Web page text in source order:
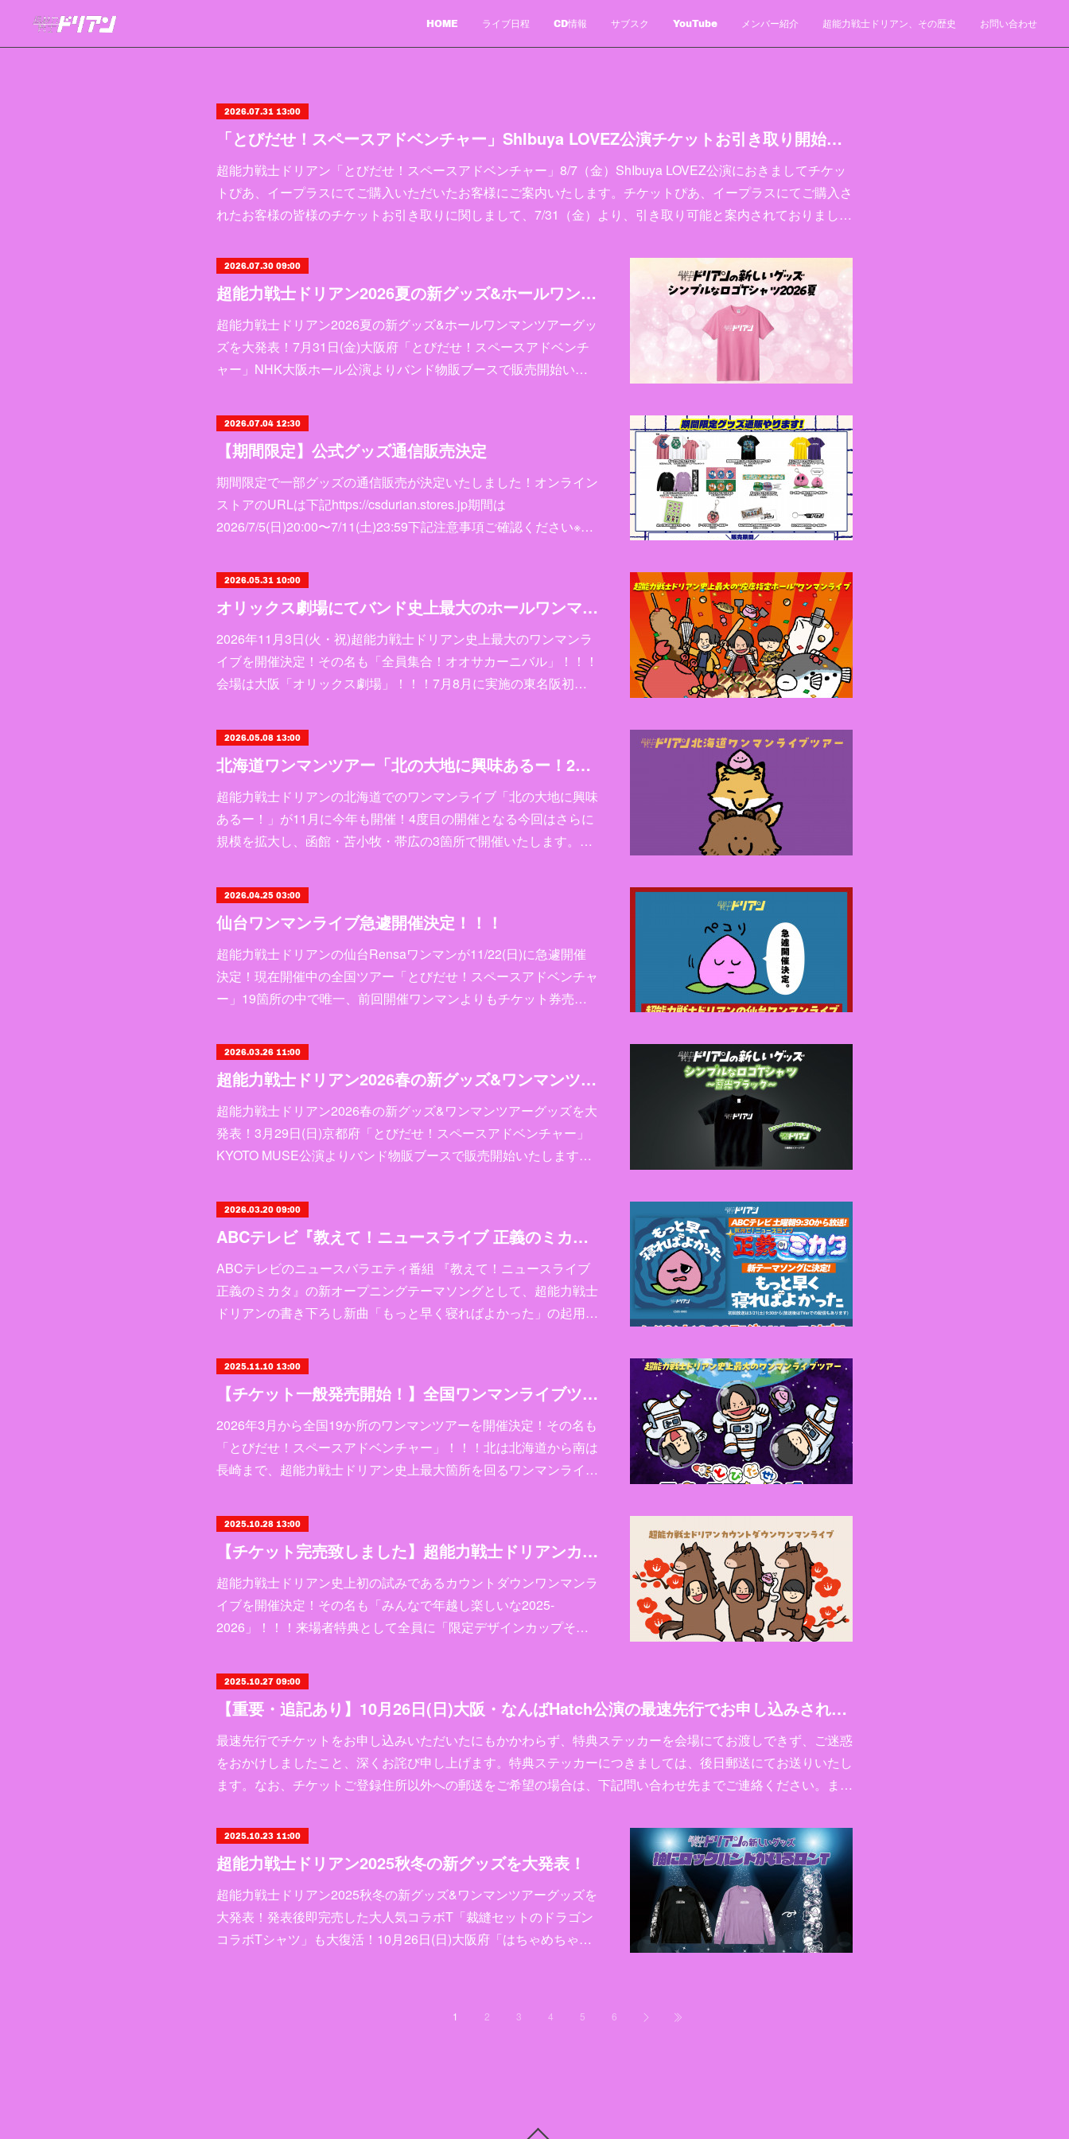
HOME ライブ日程 CD情報 サブスク YouTube メンバー紹介 超能力戦士ドリアン、その歴史 お問い合わせ
2026.07.31 13:00
「とびだせ！スペースアドベンチャー」ShIbuya LOVEZ公演チケットお引き取り開始日変更のお知らせとお詫び
超能力戦士ドリアン「とびだせ！スペースアドベンチャー」8/7（金）ShIbuya LOVEZ公演におきましてチケッ
トぴあ、イープラスにてご購入いただいたお客様にご案内いたします。チケットぴあ、イープラスにてご購入さ
れたお客様の皆様のチケットお引き取りに関しまして、7/31（金）より、引き取り可能と案内されておりまし…
2026.07.30 09:00
超能力戦士ドリアン2026夏の新グッズ&ホールワンマンツアーグッズを大発表！
超能力戦士ドリアン2026夏の新グッズ&ホールワンマンツアーグッ
ズを大発表！7月31日(金)大阪府「とびだせ！スペースアドベンチ
ャー」NHK大阪ホール公演よりバンド物販ブースで販売開始い…
2026.07.04 12:30
【期間限定】公式グッズ通信販売決定
期間限定で一部グッズの通信販売が決定いたしました！オンライン
ストアのURLは下記https://csdurian.stores.jp期間は
2026/7/5(日)20:00〜7/11(土)23:59下記注意事項ご確認ください※…
2026.05.31 10:00
オリックス劇場にてバンド史上最大のホールワンマンライブ「全員集合！オオサカーニバル」開催決定！
2026年11月3日(火・祝)超能力戦士ドリアン史上最大のワンマンラ
イブを開催決定！その名も「全員集合！オオサカーニバル」！！！
会場は大阪「オリックス劇場」！！！7月8月に実施の東名阪初…
2026.05.08 13:00
北海道ワンマンツアー「北の大地に興味あるー！2026」開催決定！！！
超能力戦士ドリアンの北海道でのワンマンライブ「北の大地に興味
あるー！」が11月に今年も開催！4度目の開催となる今回はさらに
規模を拡大し、函館・苫小牧・帯広の3箇所で開催いたします。…
2026.04.25 03:00
仙台ワンマンライブ急遽開催決定！！！
超能力戦士ドリアンの仙台Rensaワンマンが11/22(日)に急遽開催
決定！現在開催中の全国ツアー「とびだせ！スペースアドベンチャ
ー」19箇所の中で唯一、前回開催ワンマンよりもチケット券売…
2026.03.26 11:00
超能力戦士ドリアン2026春の新グッズ&ワンマンツアーグッズを大発表！
超能力戦士ドリアン2026春の新グッズ&ワンマンツアーグッズを大
発表！3月29日(日)京都府「とびだせ！スペースアドベンチャー」
KYOTO MUSE公演よりバンド物販ブースで販売開始いたします…
2026.03.20 09:00
ABCテレビ『教えて！ニュースライブ 正義のミカタ』の新オープニングソングに超能力戦士ドリアン書き下ろしの新曲「もっと早く寝ればよかった」が決定！4月18日(土) に配信リリーススタート！
ABCテレビのニュースバラエティ番組 『教えて！ニュースライブ
正義のミカタ』の新オープニングテーマソングとして、超能力戦士
ドリアンの書き下ろし新曲「もっと早く寝ればよかった」の起用…
2025.11.10 13:00
【チケット一般発売開始！】全国ワンマンライブツアー「とびだせ！スペースアドベンチャー」開催決定！
2026年3月から全国19か所のワンマンツアーを開催決定！その名も
「とびだせ！スペースアドベンチャー」！！！北は北海道から南は
長崎まで、超能力戦士ドリアン史上最大箇所を回るワンマンライ…
2025.10.28 13:00
【チケット完売致しました】超能力戦士ドリアンカウントダウンワンマンライブ「みんなで年越し楽しいな2025-2026」開催決定！
超能力戦士ドリアン史上初の試みであるカウントダウンワンマンラ
イブを開催決定！その名も「みんなで年越し楽しいな2025-
2026」！！！来場者特典として全員に「限定デザインカップそ…
2025.10.27 09:00
【重要・追記あり】10月26日(日)大阪・なんばHatch公演の最速先行でお申し込みされたお客様へ
最速先行でチケットをお申し込みいただいたにもかかわらず、特典ステッカーを会場にてお渡しできず、ご迷惑
をおかけしましたこと、深くお詫び申し上げます。特典ステッカーにつきましては、後日郵送にてお送りいたし
ます。なお、チケットご登録住所以外への郵送をご希望の場合は、下記問い合わせ先までご連絡ください。ま…
2025.10.23 11:00
超能力戦士ドリアン2025秋冬の新グッズを大発表！
超能力戦士ドリアン2025秋冬の新グッズ&ワンマンツアーグッズを
大発表！発表後即完売した大人気コラボT「裁縫セットのドラゴン
コラボTシャツ」も大復活！10月26日(日)大阪府「はちゃめちゃ…
1 2 3 4 5 6